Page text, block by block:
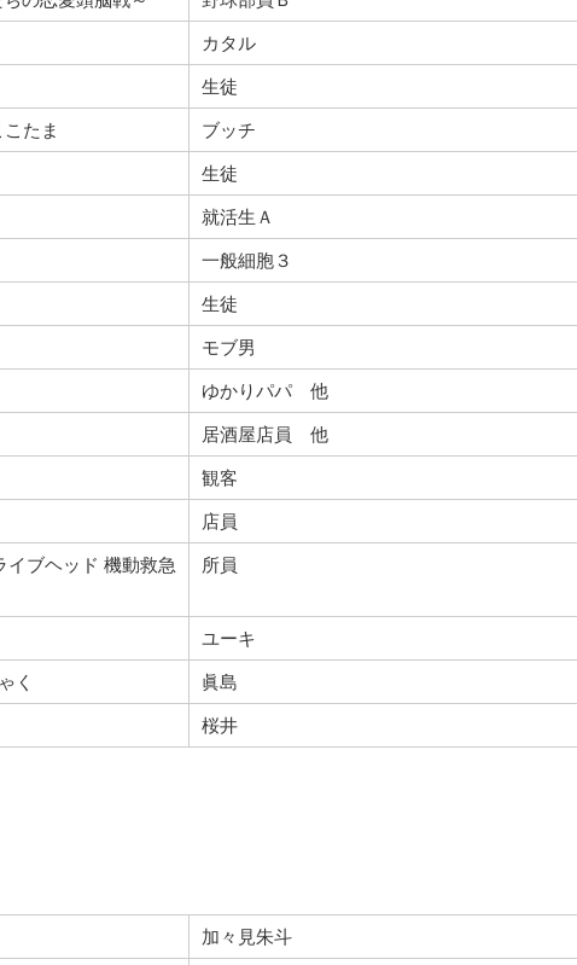
カタル
生徒
たま
ブッチ
生徒
就活生Ａ
一般細胞３
生徒
モブ男
ゆかりパパ 他
居酒屋店員 他
観客
店員
イブヘッド 機動救急
所員
ユーキ
く
眞島
桜井
加々見朱斗